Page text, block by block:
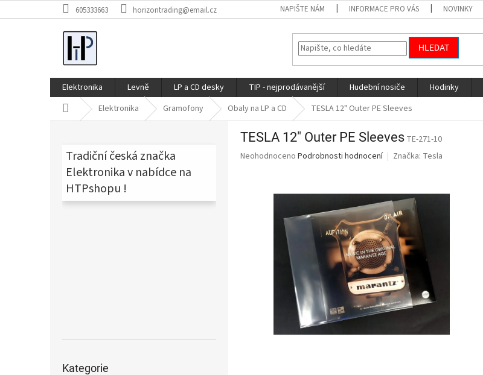
na
605333663 horizontrading@email.cz NAPIŠTE NÁM INFORMACE PRO VÁS NOVINKY
HLEDAT
Elektronika Levně LP a CD desky TIP - nejprodávanější Hudební nosiče Hodinky
Domů Elektronika Gramofony Obaly na LP a CD TESLA 12" Outer PE Sleeves
Tradiční česká značka
Elektronika v nabídce na
HTPshopu !
kategorie
Kategorie
TESLA 12" Outer PE Sleeves TE-271-10
Průměrné
Neohodnoceno Podrobnosti hodnocení Značka: Tesla